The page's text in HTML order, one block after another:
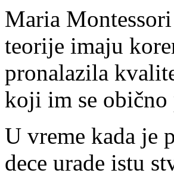
Maria
teorije imaju
pronalazila
koji im se
U vreme kada je
dece urade istu